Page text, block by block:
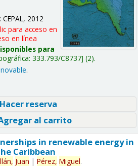
2012
para acceso en
en línea
para
333.793/C8737 (2).
.
reserva
al carrito
in renewable energy in
Caribbean
Juan | Pérez, Miguel.